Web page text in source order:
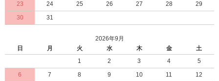
23
24 25 26 27 28
29
30
31
2026年9月
日
月 火 水 木 金
土
1
2 3 4
5
6
7 8 9 10 11
12